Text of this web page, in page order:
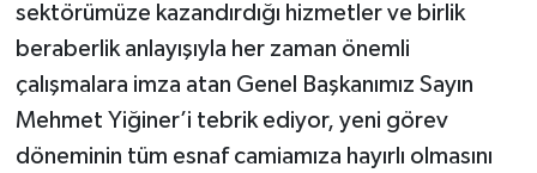
sektörümüze kazandırdığı hizmetler ve birlik
beraberlik anlayışıyla her zaman önemli
çalışmalara imza atan Genel Başkanımız Sayın
Mehmet Yiğiner’i tebrik ediyor, yeni görev
döneminin tüm esnaf camiamıza hayırlı olmasını